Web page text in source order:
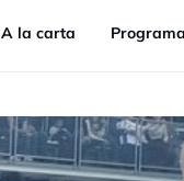
A la carta